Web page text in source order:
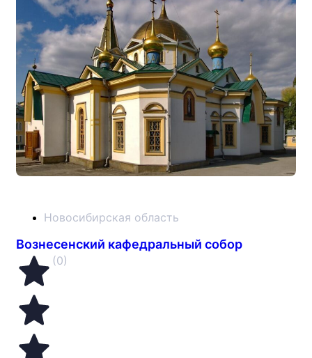
Новосибирская область
Вознесенский кафедральный собор
(0)